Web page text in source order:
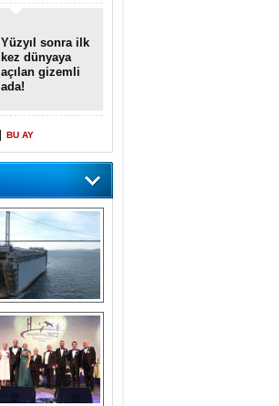
Yüzyıl sonra ilk
kez dünyaya
açılan gizemli
ada!
BU AY
Dünyada tek!
Denizaltı yüzer
havuzu intikal
seyrine başladı